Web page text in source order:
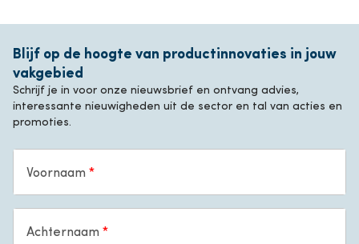
Blijf op de hoogte van productinnovaties in jouw
vakgebied
Schrijf je in voor onze nieuwsbrief en ontvang advies,
interessante nieuwigheden uit de sector en tal van acties en
promoties.
Voornaam
Achternaam